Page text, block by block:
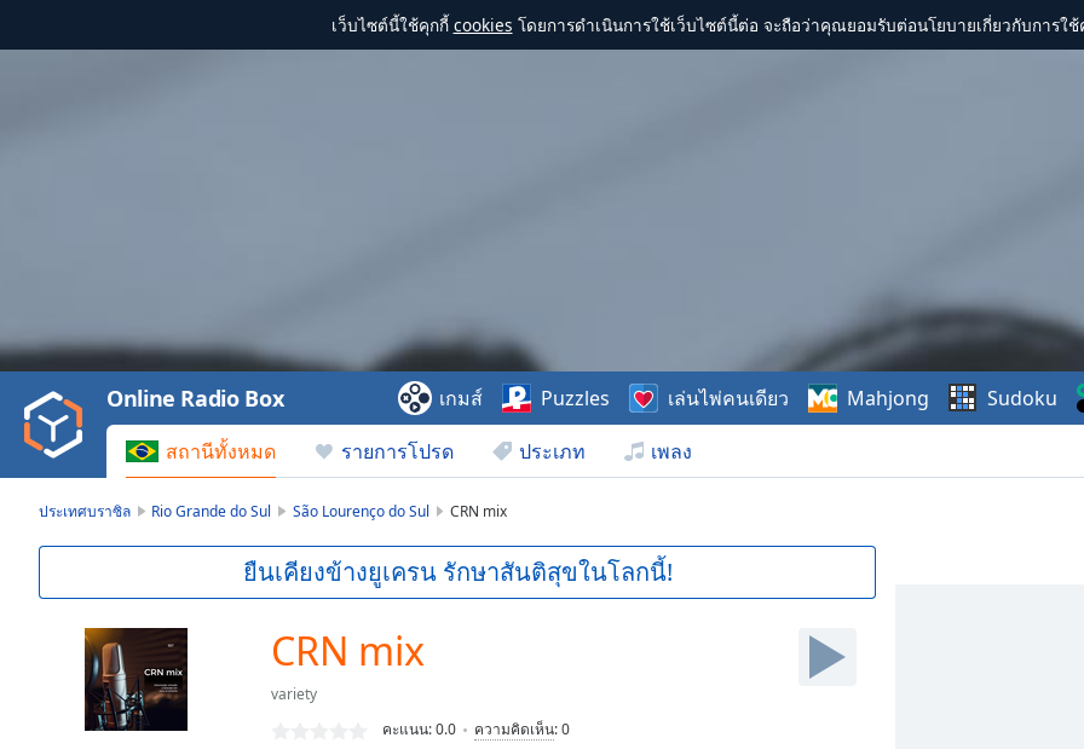
เว็บไซต์นี้ใช้คุกกี้ cookies โดยการดำเนินการใช้เว็บไซต์นี้ต่อ จะถือว่าคุณยอมรับต่อนโยบายเกี่ยวกับการใช้
Play
Video
Play
Backward
Skip
Current
Duration-:-
สถานีทั้งหมด รายการโปรด ประเภท เพลง
Online Radio Box เกมส์ Puzzles เล่นไพ่คนเดียว Mahjong Sudoku
ประเทศบราซิล Rio Grande do Sul São Lourenço do Sul CRN mix
ยืนเคียงข้างยูเครน รักษาสันติสุขในโลกนี้!
CRN mix
variety
คะแนน:0.0 ความคิดเห็น:0